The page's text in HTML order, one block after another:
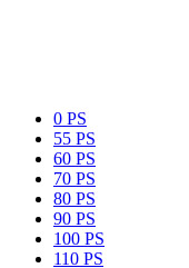
0 PS
55 PS
60 PS
70 PS
80 PS
90 PS
100 PS
110 PS